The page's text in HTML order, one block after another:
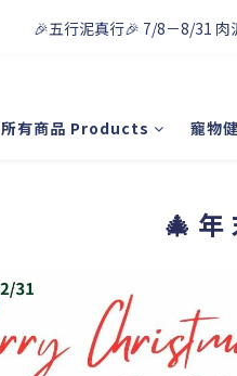
🎉五行泥真行🎉 7/8－8/31
所有商品 Products 寵物
🎄 年